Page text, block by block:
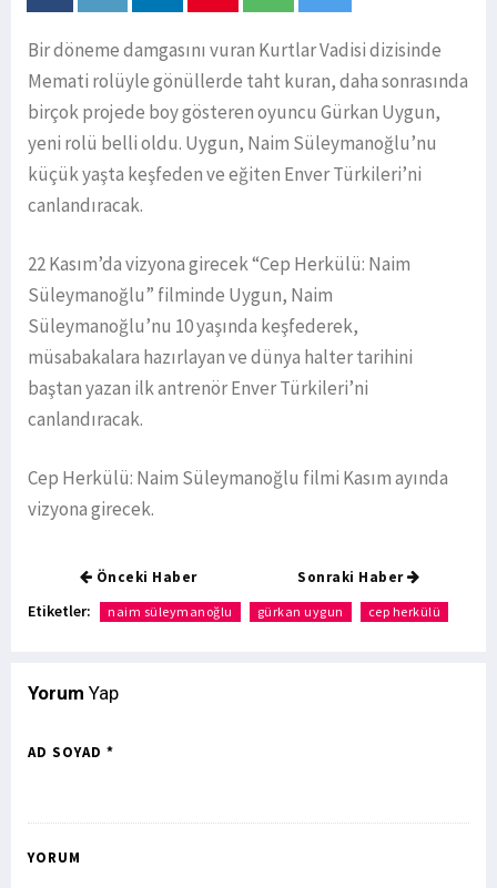
Bir döneme damgasını vuran Kurtlar Vadisi dizisinde
Memati rolüyle gönüllerde taht kuran, daha sonrasında
birçok projede boy gösteren oyuncu Gürkan Uygun,
yeni rolü belli oldu. Uygun, Naim Süleymanoğlu’nu
küçük yaşta keşfeden ve eğiten Enver Türkileri’ni
canlandıracak.
22 Kasım’da vizyona girecek “Cep Herkülü: Naim
Süleymanoğlu” filminde Uygun, Naim
Süleymanoğlu’nu 10 yaşında keşfederek,
müsabakalara hazırlayan ve dünya halter tarihini
baştan yazan ilk antrenör Enver Türkileri’ni
canlandıracak.
Cep Herkülü: Naim Süleymanoğlu filmi Kasım ayında
vizyona girecek.
Önceki Haber Sonraki Haber
Etiketler: naim süleymanoğlu gürkan uygun cep herkülü
Yorum Yap
AD SOYAD *
YORUM